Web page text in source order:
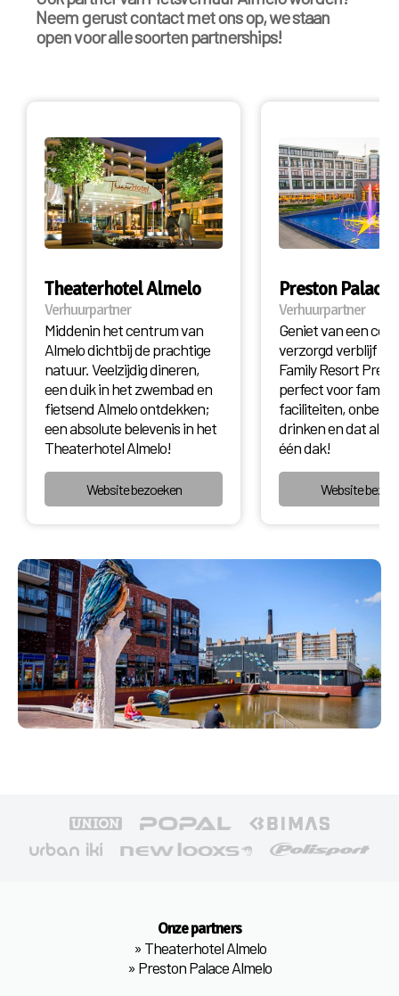
Neem gerust contact met ons op, we staan
open voor alle soorten partnerships!
Theaterhotel Almelo
Verhuurpartner
Middenin het centrum van
Almelo dichtbij de prachtige
natuur. Veelzijdig dineren,
een duik in het zwembad en
fietsend Almelo ontdekken;
een absolute belevenis in het
Theaterhotel Almelo!
Website bezoeken
Preston Palace
Verhuurpartner
Geniet van een
verzorgd verblijf in
Family Resort
perfect voor
faciliteiten,
drinken en dat alles
één dak!
Website
Onze partners
» Theaterhotel Almelo
» Preston Palace Almelo